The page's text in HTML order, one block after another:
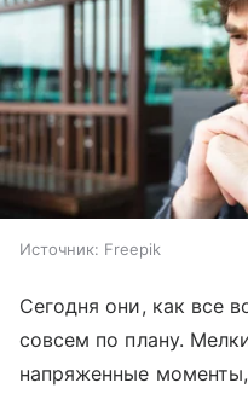
Источник: Freepik
Сегодня они, как все
совсем по плану.
напряженные